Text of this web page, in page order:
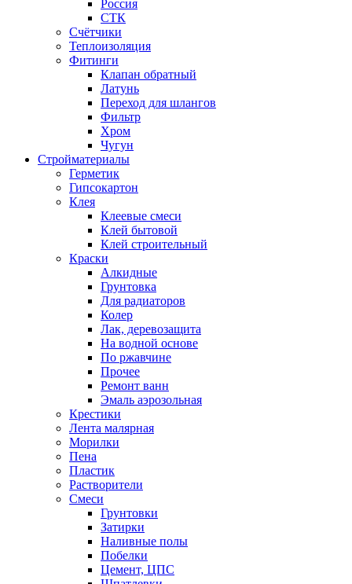
Россия
СТК
Счётчики
Теплоизоляция
Фитинги
Клапан обратный
Латунь
Переход для шлангов
Фильтр
Хром
Чугун
Стройматериалы
Герметик
Гипсокартон
Клея
Клеевые смеси
Клей бытовой
Клей строительный
Краски
Алкидные
Грунтовка
Для радиаторов
Колер
Лак, деревозащита
На водной основе
По ржавчине
Прочее
Ремонт ванн
Эмаль аэрозольная
Крестики
Лента малярная
Морилки
Пена
Пластик
Растворители
Смеси
Грунтовки
Затирки
Наливные полы
Побелки
Цемент, ЦПС